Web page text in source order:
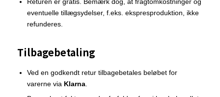
eventuelle tillægsydelser, f.eks. ekspresproduktion, ikke
refunderes.
Tilbagebetaling
Ved en godkendt retur tilbagebetales beløbet for
varerne via Klarna